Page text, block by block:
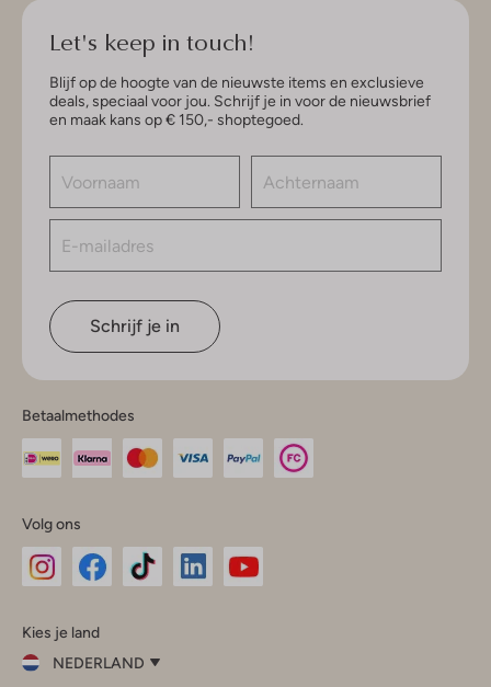
Let's keep in touch!
Blijf op de hoogte van de nieuwste items en exclusieve
deals, speciaal voor jou. Schrijf je in voor de nieuwsbrief
en maak kans op € 150,- shoptegoed.
Schrijf je in
Betaalmethodes
Volg ons
InstagramFacebook
Kies je land
NEDERLAND